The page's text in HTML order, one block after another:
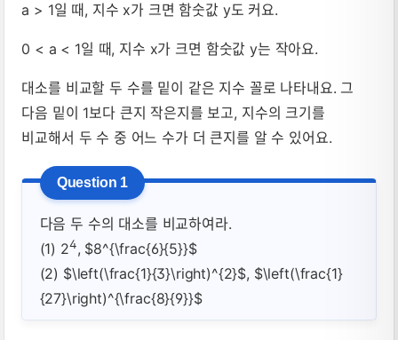
a > 1일 때, 지수 x가 크면 함숫값 y도 커요.
0 < a < 1일 때, 지수 x가 크면 함숫값 y는 작아요.
대소를 비교할 두 수를 밑이 같은 지수 꼴로 나타내요. 그
다음 밑이 1보다 큰지 작은지를 보고, 지수의 크기를
비교해서 두 수 중 어느 수가 더 큰지를 알 수 있어요.
다음 두 수의 대소를 비교하여라.
(1) 24, $8^{\frac{6}{5}}$
(2) $\left(\frac{1}{3}\right)^{2}$, $\left(\frac{1}
{27}\right)^{\frac{8}{9}}$